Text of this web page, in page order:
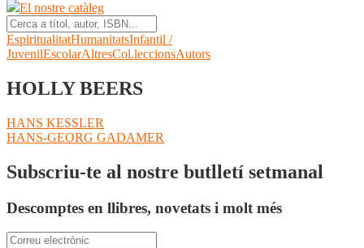
El nostre catàleg
EspiritualitatHumanitatsInfantil /
JuvenilEscolarAltresCol.leccionsAutors
HOLLY BEERS
Navegació
d'entrades
Entrada
anterior:
HANS KESSLER
Pròxima
HANS-GEORG GADAMER
Subscriu-te al nostre butlletí setmanal
Descomptes en llibres, novetats i molt més